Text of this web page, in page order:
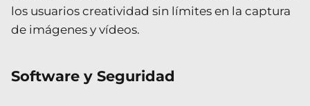
los usuarios creatividad sin límites en la captura
de imágenes y vídeos.
Software y Seguridad